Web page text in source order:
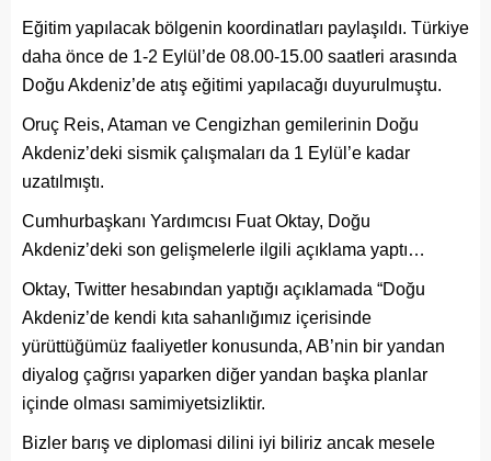
Eğitim yapılacak bölgenin koordinatları paylaşıldı. Türkiye
daha önce de 1-2 Eylül’de 08.00-15.00 saatleri arasında
Doğu Akdeniz’de atış eğitimi yapılacağı duyurulmuştu.
Oruç Reis, Ataman ve Cengizhan gemilerinin Doğu
Akdeniz’deki sismik çalışmaları da 1 Eylül’e kadar
uzatılmıştı.
Cumhurbaşkanı Yardımcısı Fuat Oktay, Doğu
Akdeniz’deki son gelişmelerle ilgili açıklama yaptı…
Oktay, Twitter hesabından yaptığı açıklamada “Doğu
Akdeniz’de kendi kıta sahanlığımız içerisinde
yürüttüğümüz faaliyetler konusunda, AB’nin bir yandan
diyalog çağrısı yaparken diğer yandan başka planlar
içinde olması samimiyetsizliktir.
Bizler barış ve diplomasi dilini iyi biliriz ancak mesele